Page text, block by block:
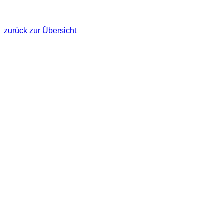
zurück zur Übersicht